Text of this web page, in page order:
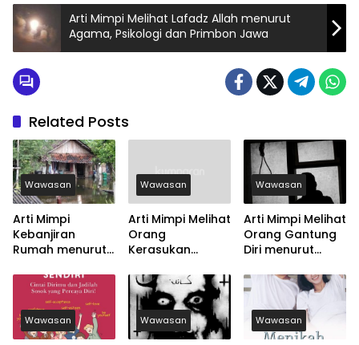
Arti Mimpi Melihat Lafadz Allah menurut
Agama, Psikologi dan Primbon Jawa
Related Posts
Wawasan
Arti Mimpi
Kebanjiran
Rumah menurut
dan Primbon
Jawa
Wawasan
Arti Mimpi Melihat
Orang
Kerasukan
Psikologi dan
Primbon Jawa
Wawasan
Arti Mimpi Melihat
Orang Gantung
Diri menurut
dan Primbon
Jawa
Wawasan Wawasan Wawasan